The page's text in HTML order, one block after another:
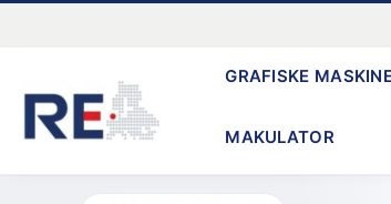
indholdet
GRAFISKE
MAKULATOR